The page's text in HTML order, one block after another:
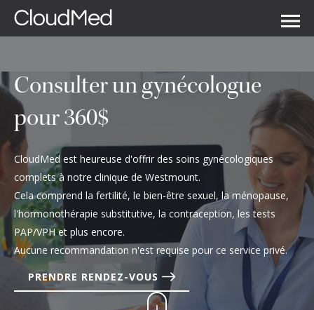
Consulter un gynécologue
pour 360$
CloudMed est heureuse d'offrir des soins gynécologiques
complets à notre clinique de Westmount.
Cela comprend la fertilité, le bien-être sexuel, la ménopause,
l'hormonothérapie substitutive, la contraception, les tests
PAP/VPH et plus encore.
Aucune recommandation n'est requise pour ce service privé.
PRENDRE RENDEZ-VOUS